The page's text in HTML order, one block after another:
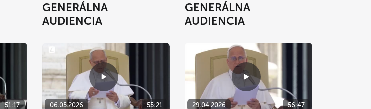
GENERÁLNA
AUDIENCIA
GENERÁLNA
AUDIENCIA
51:17 06.05.2026 55:21 29.04.2026 56:47